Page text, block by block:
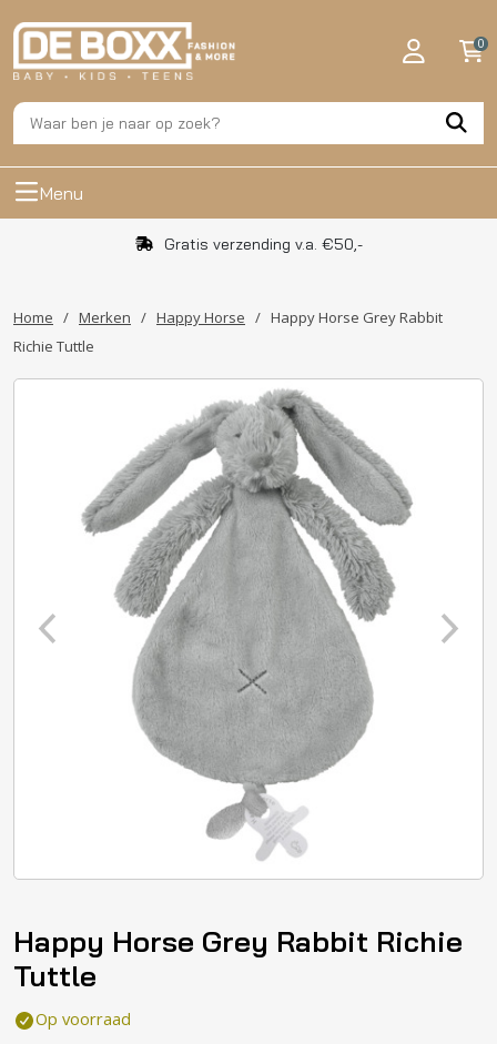
0
Menu
Gratis verzending v.a. €50,-
Home / Merken / Happy Horse / Happy Horse Grey Rabbit
Richie Tuttle
Happy Horse Grey Rabbit Richie
Tuttle
Op voorraad